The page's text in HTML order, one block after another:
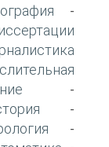
-
-
-
-